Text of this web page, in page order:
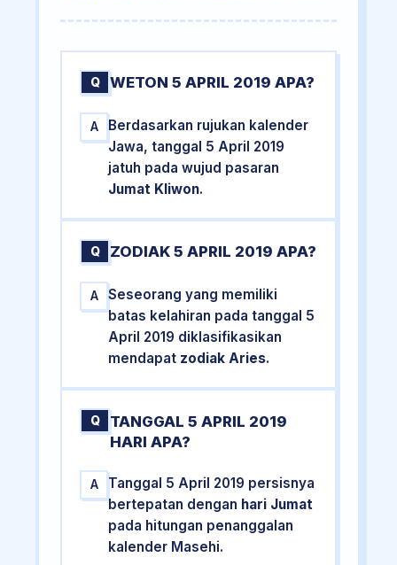
Q WETON 5 APRIL 2019 APA?
A
Berdasarkan rujukan kalender
Jawa, tanggal 5 April 2019
jatuh pada wujud pasaran
Jumat Kliwon.
Q ZODIAK 5 APRIL 2019 APA?
A
Seseorang yang memiliki
batas kelahiran pada tanggal 5
April 2019 diklasifikasikan
mendapat zodiak Aries.
Q
TANGGAL 5 APRIL 2019
HARI APA?
A
Tanggal 5 April 2019 persisnya
bertepatan dengan hari Jumat
pada hitungan penanggalan
kalender Masehi.